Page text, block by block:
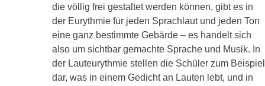
die völlig frei gestaltet werden können, gibt es in
der Eurythmie für jeden Sprachlaut und jeden Ton
eine ganz bestimmte Gebärde – es handelt sich
also um sichtbar gemachte Sprache und Musik. In
der Lauteurythmie stellen die Schüler zum Beispiel
dar, was in einem Gedicht an Lauten lebt, und in